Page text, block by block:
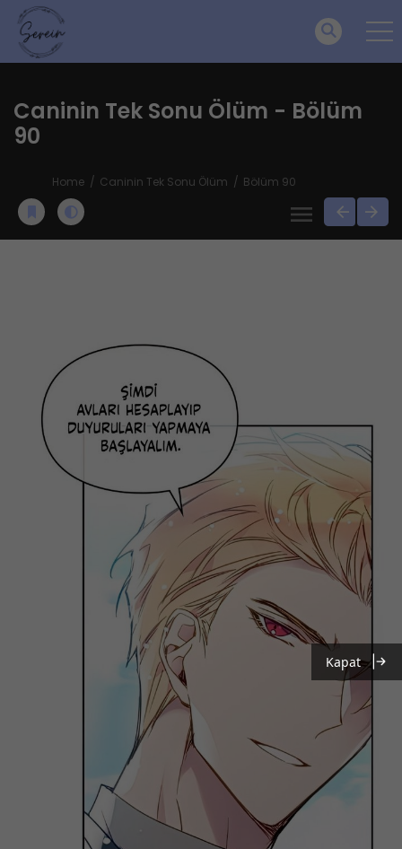
Caninin Tek Sonu Ölüm - Bölüm
90
Home Caninin Tek Sonu Ölüm Bölüm 90
Kapat